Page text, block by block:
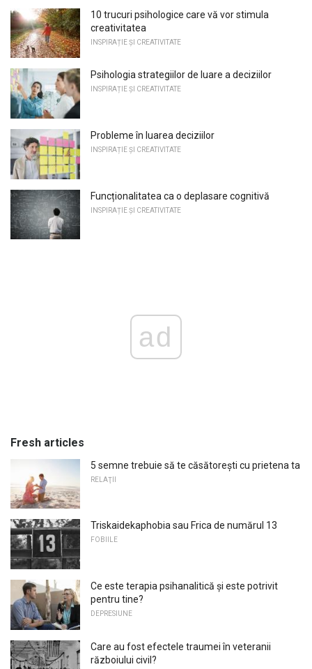
10 trucuri psihologice care vă vor stimula
creativitatea
INSPIRAȚIE ȘI CREATIVITATE
Psihologia strategiilor de luare a deciziilor
INSPIRAȚIE ȘI CREATIVITATE
Probleme în luarea deciziilor
INSPIRAȚIE ȘI CREATIVITATE
Funcționalitatea ca o deplasare cognitivă
INSPIRAȚIE ȘI CREATIVITATE
ad
Fresh articles
5 semne trebuie să te căsătorești cu prietena ta
RELAŢII
Triskaidekaphobia sau Frica de numărul 13
FOBIILE
Ce este terapia psihanalitică și este potrivit
pentru tine?
DEPRESIUNE
Care au fost efectele traumei în veteranii
războiului civil?